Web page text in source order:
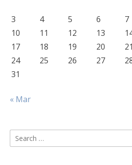
3
4 5 6 7
10
11 12 13
17
18 19 20 21
24
25 26 27
31
« Mar
Search
for: